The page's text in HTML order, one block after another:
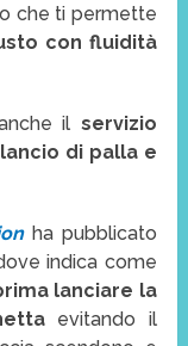
che ti permette
con fluidità
il servizio
lancio di palla e
ha pubblicato
indica come
lanciare la
evitando il